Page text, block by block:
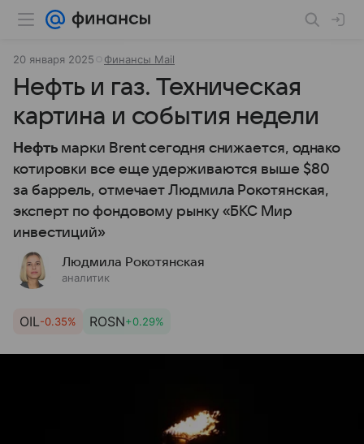
20 января 2025 Финансы Mail
Нефть и газ. Техническая
картина и события недели
Нефть марки Brent сегодня снижается, однако
котировки все еще удерживаются выше $80
за баррель, отмечает Людмила Рокотянская,
эксперт по фондовому рынку «БКС Мир
инвестиций»
Людмила Рокотянская
аналитик
OIL-0.35% ROSN+0.29%